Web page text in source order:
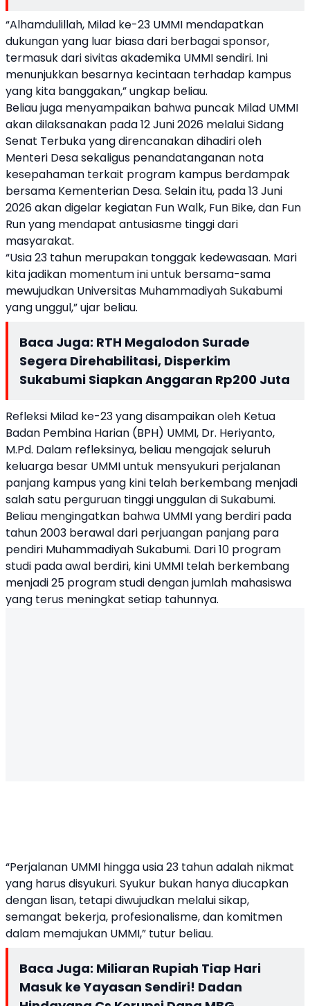
“Alhamdulillah, Milad ke-23 UMMI mendapatkan
dukungan yang luar biasa dari berbagai sponsor,
termasuk dari sivitas akademika UMMI sendiri. Ini
menunjukkan besarnya kecintaan terhadap kampus
yang kita banggakan,” ungkap beliau.
Beliau juga menyampaikan bahwa puncak Milad UMMI
akan dilaksanakan pada 12 Juni 2026 melalui Sidang
Senat Terbuka yang direncanakan dihadiri oleh
Menteri Desa sekaligus penandatanganan nota
kesepahaman terkait program kampus berdampak
bersama Kementerian Desa. Selain itu, pada 13 Juni
2026 akan digelar kegiatan Fun Walk, Fun Bike, dan Fun
Run yang mendapat antusiasme tinggi dari
masyarakat.
“Usia 23 tahun merupakan tonggak kedewasaan. Mari
kita jadikan momentum ini untuk bersama-sama
mewujudkan Universitas Muhammadiyah Sukabumi
yang unggul,” ujar beliau.
Baca Juga: RTH Megalodon Surade
Segera Direhabilitasi, Disperkim
Sukabumi Siapkan Anggaran Rp200 Juta
Refleksi Milad ke-23 yang disampaikan oleh Ketua
Badan Pembina Harian (BPH) UMMI, Dr. Heriyanto,
M.Pd. Dalam refleksinya, beliau mengajak seluruh
keluarga besar UMMI untuk mensyukuri perjalanan
panjang kampus yang kini telah berkembang menjadi
salah satu perguruan tinggi unggulan di Sukabumi.
Beliau mengingatkan bahwa UMMI yang berdiri pada
tahun 2003 berawal dari perjuangan panjang para
pendiri Muhammadiyah Sukabumi. Dari 10 program
studi pada awal berdiri, kini UMMI telah berkembang
menjadi 25 program studi dengan jumlah mahasiswa
yang terus meningkat setiap tahunnya.
“Perjalanan UMMI hingga usia 23 tahun adalah nikmat
yang harus disyukuri. Syukur bukan hanya diucapkan
dengan lisan, tetapi diwujudkan melalui sikap,
semangat bekerja, profesionalisme, dan komitmen
dalam memajukan UMMI,” tutur beliau.
Baca Juga: Miliaran Rupiah Tiap Hari
Masuk ke Yayasan Sendiri! Dadan